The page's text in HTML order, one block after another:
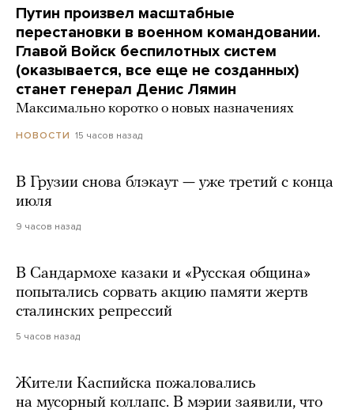
Путин произвел масштабные
перестановки в военном командовании.
Главой Войск беспилотных систем
(оказывается, все еще не созданных)
станет генерал Денис Лямин
Максимально коротко о новых назначениях
НОВОСТИ 15 часов назад
В Грузии снова блэкаут — уже третий с конца
июля
9 часов назад
В Сандармохе казаки и «Русская община»
попытались сорвать акцию памяти жертв
сталинских репрессий
5 часов назад
Жители Каспийска пожаловались
на мусорный коллапс. В мэрии заявили, что